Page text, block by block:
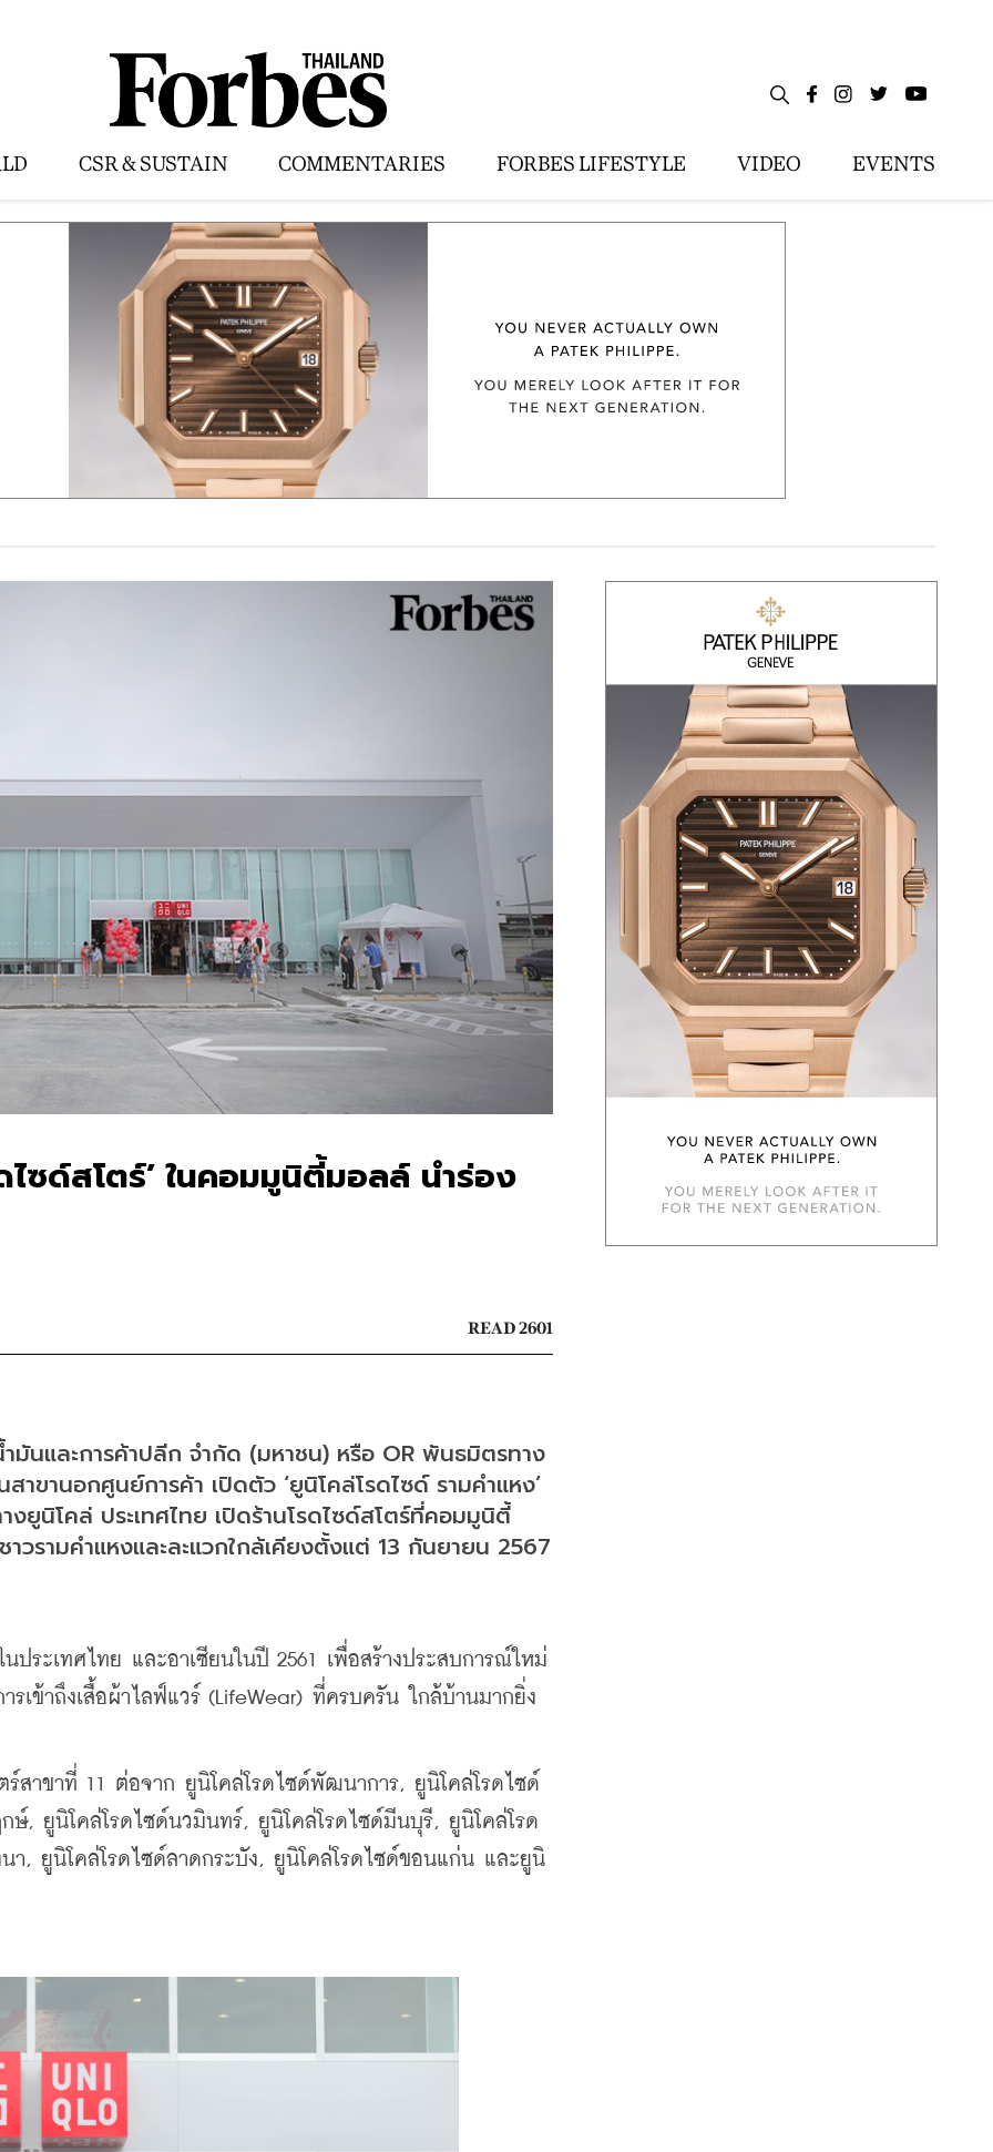
CSR & SUSTAIN COMMENTARIES FORBES LIFESTYLE VIDEO EVENTS
ซด์สโตร์’ ในคอมมูนิตี้มอลล์ นำร่อง
READ 2601
นและการค้าปลีก จำกัด (มหาชน) หรือ OR พันธมิตรทาง
ขานอกศูนย์การค้า เปิดตัว ‘ยูนิโคล่โรดไซด์ รามคำแหง’
ยูนิโคล่ ประเทศไทย เปิดร้านโรดไซด์สโตร์ที่คอมมูนิตี้
รามคำแหงและละแวกใกล้เคียงตั้งแต่ 13 กันยายน 2567
เทศไทย และอาเซียนในปี 2561 เพื่อสร้างประสบการณ์ใหม่
เข้าถึงเสื้อผ้าไลฟ์แวร์ (LifeWear) ที่ครบครัน ใกล้บ้านมากยิ่ง
ร์สาขาที่ 11 ต่อจาก ยูนิโคล่โรดไซด์พัฒนาการ, ยูนิโคล่โรดไซด์
, ยูนิโคล่โรดไซด์นวมินทร์, ยูนิโคล่โรดไซด์มีนบุรี, ยูนิโคล่โรด
, ยูนิโคล่โรดไซด์ลาดกระบัง, ยูนิโคล่โรดไซด์ขอนแก่น และยูนิ